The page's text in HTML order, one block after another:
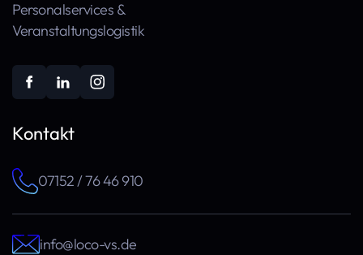
Personal­services &
Veranstaltungs­logistik
Kontakt
07152 / 76 46 910
info@loco-vs.de